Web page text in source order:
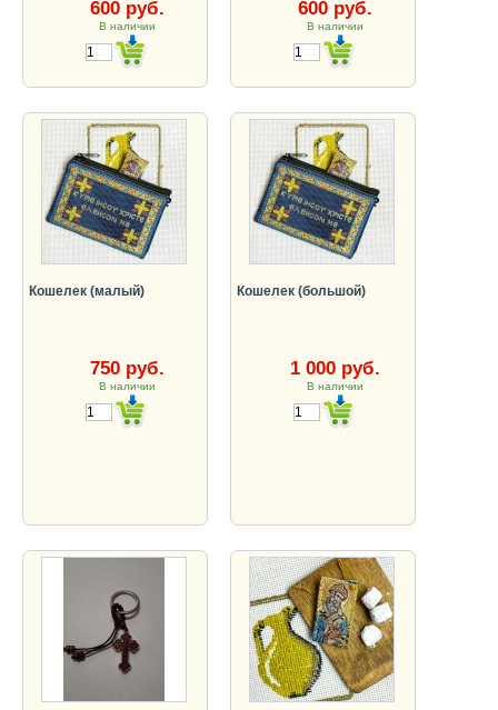
600 руб.
В наличии
600 руб.
В наличии
Кошелек (малый)
750 руб.
В наличии
Кошелек (большой)
1 000 руб.
В наличии